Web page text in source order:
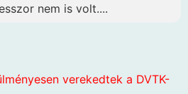
nem is volt....
verekedtek a DVTK-